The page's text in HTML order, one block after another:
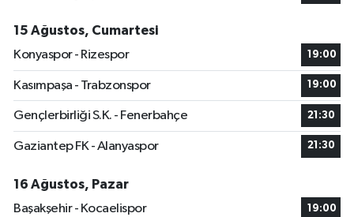
15 Ağustos, Cumartesi
Konyaspor - Rizespor
19:00
Kasımpaşa - Trabzonspor 19:00
Gençlerbirliği S.K. - Fenerbahçe 21:30
Gaziantep FK - Alanyaspor 21:30
16 Ağustos, Pazar
Başakşehir - Kocaelispor
19:00